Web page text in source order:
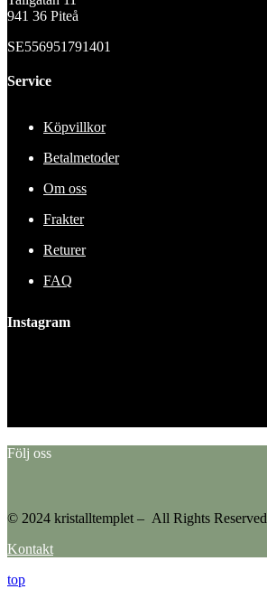
941 36 Piteå
SE556951791401
Service
Köpvillkor
Betalmetoder
Om oss
Frakter
Returer
FAQ
Instagram
Följ oss
© 2024 kristalltemplet – All Rights Reserved
Kontakt
top